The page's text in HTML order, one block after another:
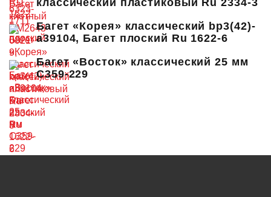
классический пластиковый Ru 2334-3
Багет «Корея» классический bp3(42)-
a39104, Багет плоский Ru 1622-6
Багет «Восток» классический 25 мм
C359-229